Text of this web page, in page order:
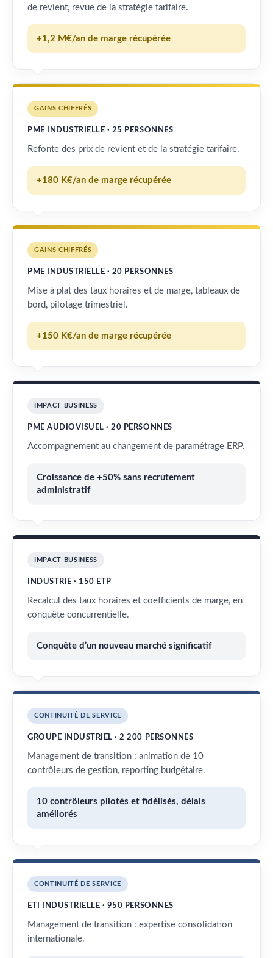
de revient, revue de la stratégie tarifaire.
+1,2 M€/an de marge récupérée
GAINS CHIFFRÉS
PME INDUSTRIELLE · 25 PERSONNES
Refonte des prix de revient et de la stratégie tarifaire.
+180 K€/an de marge récupérée
GAINS CHIFFRÉS
PME INDUSTRIELLE · 20 PERSONNES
Mise à plat des taux horaires et de marge, tableaux de
bord, pilotage trimestriel.
+150 K€/an de marge récupérée
IMPACT BUSINESS
PME AUDIOVISUEL · 20 PERSONNES
Accompagnement au changement de paramétrage ERP.
Croissance de +50% sans recrutement
administratif
IMPACT BUSINESS
INDUSTRIE · 150 ETP
Recalcul des taux horaires et coefficients de marge, en
conquête concurrentielle.
Conquête d’un nouveau marché significatif
CONTINUITÉ DE SERVICE
GROUPE INDUSTRIEL · 2 200 PERSONNES
Management de transition : animation de 10
contrôleurs de gestion, reporting budgétaire.
10 contrôleurs pilotés et fidélisés, délais
améliorés
CONTINUITÉ DE SERVICE
ETI INDUSTRIELLE · 950 PERSONNES
Management de transition : expertise consolidation
internationale.